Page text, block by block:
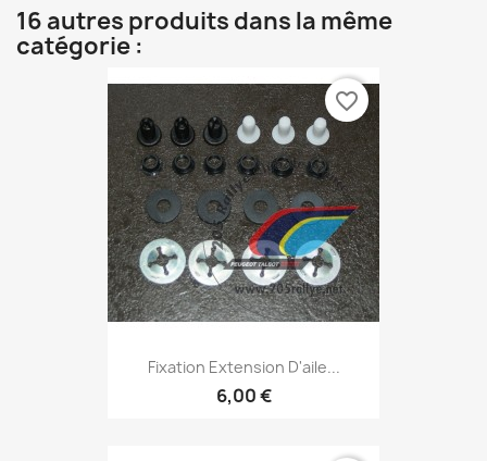
16 autres produits dans la même
catégorie :
Fixation Extension D'aile...
6,00 €
favorite_border